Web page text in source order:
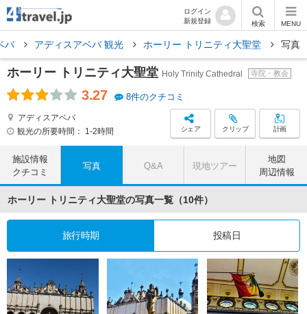
ログイン
新規登録
検索 MENU
バ アディスアベバ 観光 ホーリー トリニティ大聖堂 写真
ホーリー トリニティ大聖堂 Holy Trinity Cathedral 寺院・教会
3.27 8件のクチコミ
アディスアベバ
観光の所要時間：
1-2時間 シェア クリップ 計画
施設情報
クチコミ
写真 Q&A 現地ツアー
地図
周辺情報
ホーリー トリニティ大聖堂の写真一覧（10件）
旅行時期 投稿日